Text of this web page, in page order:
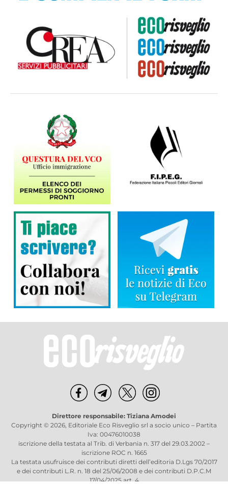
Direttore responsabile: Tiziana Amodei
Copyright © 2026, Editoriale Eco Risveglio srl a socio unico – Partita
Iva: 00476010038
iscrizione della testata al Trib. di Verbania n. 317 del 29.03.2002 –
iscrizione ROC n. 1665
La testata usufruisce dei contributi diretti dell’editoria D.Lgs 70/2017
e dei contributi L.R. n. 18 del 25/06/2008 e dei contributi D.P.C.M
17/04/2025 art. 4